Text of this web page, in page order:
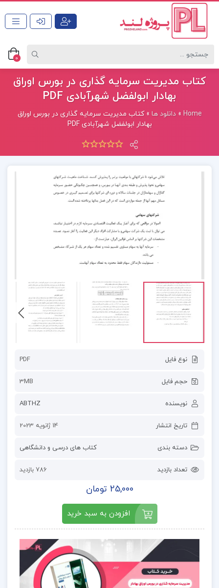
0
کتاب مدیریت سرمایه گذاری در بورس اوراق
بهادار ابولفضل شهرآبادی PDF
Home
»دانلود ها »کتاب مدیریت سرمایه گذاری در بورس اوراق
بهادار ابولفضل شهرآبادی PDF
نوع فایل PDF
حجم فایل 3MB
نویسنده ABTHZ
تاریخ انتشار 14 ژانویه 2023
دسته بندی کتاب های درسی و دانشگاهی
تعداد بازدید 786 بازدید
25,000 تومان
افزودن به سبد خرید